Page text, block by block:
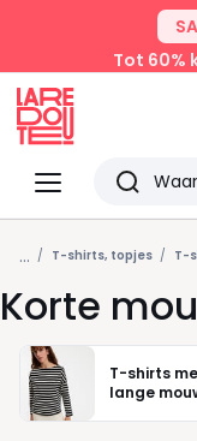
Tot 60%
Menu
Redoute
Zoeken
Laatst
... T-shirts, topjes T-
Korte
T-shirts
lange